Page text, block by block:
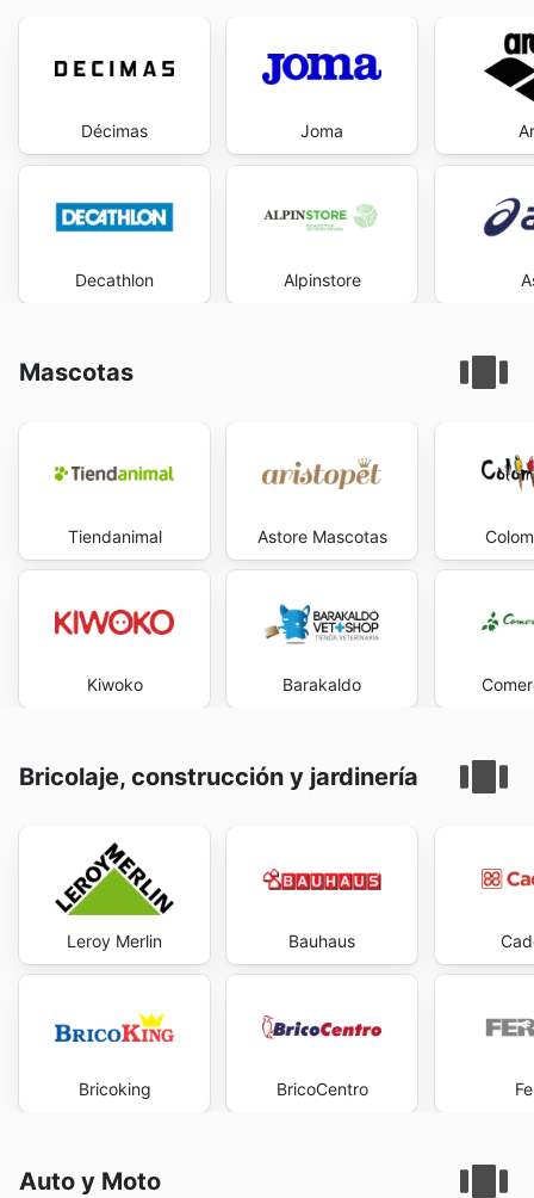
Décimas
Decathlon
Joma
Alpinstore
Mascotas
Tiendanimal
Kiwoko
Astore Mascotas
Barakaldo
Bricolaje, construcción y jardinería
Leroy Merlin
Bricoking
Bauhaus
BricoCentro
Auto y Moto